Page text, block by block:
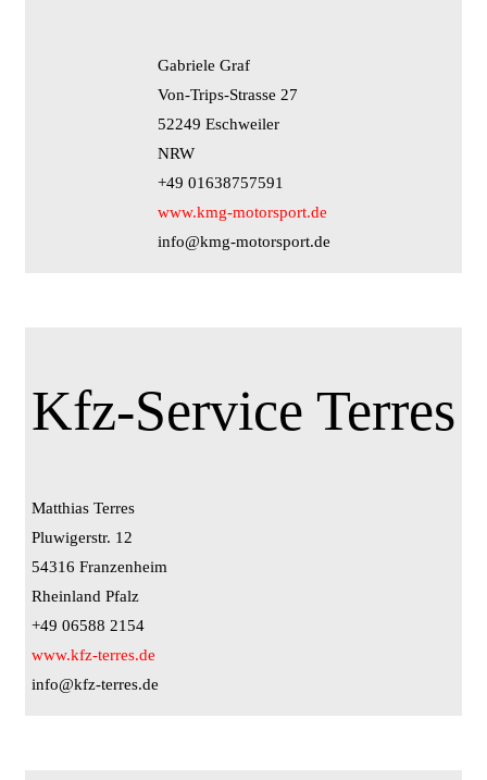
Gabriele Graf
Von-Trips-Strasse 27
52249 Eschweiler
NRW
+49 01638757591
www.kmg-motorsport.de
info@kmg-motorsport.de
Kfz-Service Terres
Matthias Terres
Pluwigerstr. 12
54316 Franzenheim
Rheinland Pfalz
+49 06588 2154
www.kfz-terres.de
info@kfz-terres.de